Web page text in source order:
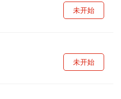
未开始
未开始